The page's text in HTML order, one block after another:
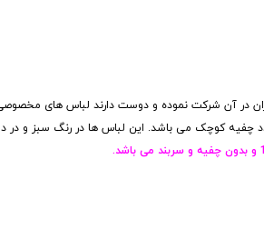
در آن شرکت نموده و دوست دارند لباس های
چفیه کوچک می باشد. این لباس ها در رنگ سبز و در